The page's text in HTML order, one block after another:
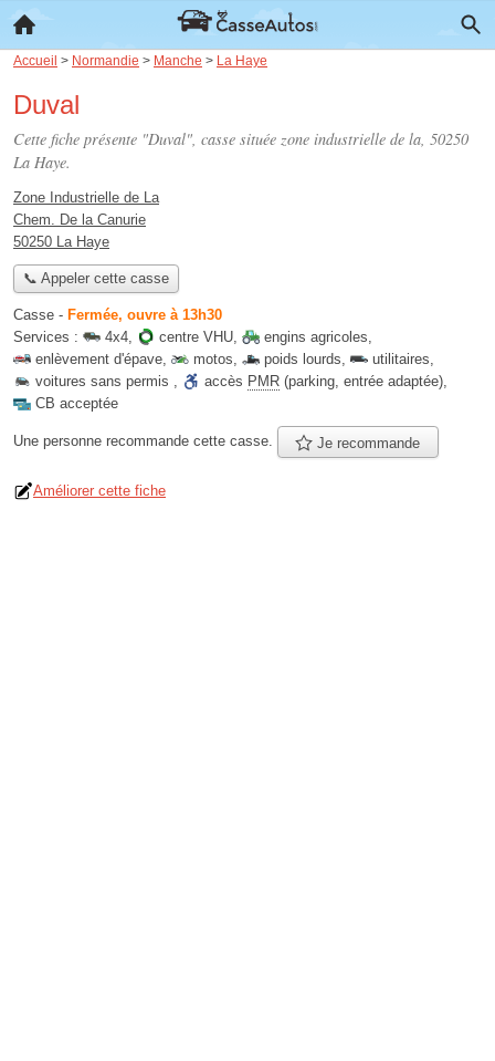
Accueil > Normandie > Manche > La Haye
Duval
Cette fiche présente "Duval", casse située zone industrielle de la, 50250
La Haye.
Zone Industrielle de La
Chem. De la Canurie
50250 La Haye
📞 Appeler cette casse
Casse - Fermée, ouvre à 13h30
Services :
4x4, centre VHU, engins agricoles,
enlèvement d'épave, motos, poids lourds, utilitaires,
voitures sans permis , accès PMR (parking, entrée adaptée),
CB acceptée
Une personne recommande cette casse. Je recommande
Améliorer cette fiche